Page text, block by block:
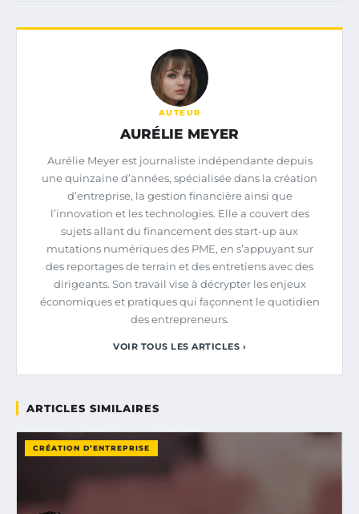
AUTEUR
AURÉLIE MEYER
Aurélie Meyer est journaliste indépendante depuis
une quinzaine d’années, spécialisée dans la création
d’entreprise, la gestion financière ainsi que
l’innovation et les technologies. Elle a couvert des
sujets allant du financement des start-up aux
mutations numériques des PME, en s’appuyant sur
des reportages de terrain et des entretiens avec des
dirigeants. Son travail vise à décrypter les enjeux
économiques et pratiques qui façonnent le quotidien
des entrepreneurs.
VOIR TOUS LES ARTICLES ›
ARTICLES SIMILAIRES
CRÉATION D’ENTREPRISE